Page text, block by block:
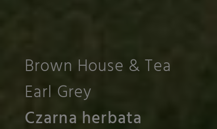
Brown House & Tea
Earl Grey
Czarna herbata